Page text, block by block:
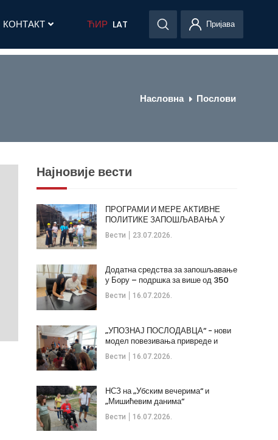
КОНТАКТ ЋИР LAT Пријава
Насловна Послови
Најновије вести
Вести 23.07.2026.
ПРОГРАМИ И МЕРЕ АКТИВНЕ
ПОЛИТИКЕ ЗАПОШЉАВАЊА У
ОПШТИНИ КЛАДОВО
Вести 16.07.2026.
Додатна средства за запошљавање
у Бору – подршка за више од 350
незапослених
Вести 16.07.2026.
„УПОЗНАЈ ПОСЛОДАВЦА“ - нови
модел повезивања привреде и
стручних кадрова
Вести 16.07.2026.
НСЗ на „Убским вечерима“ и
„Мишићевим данима“